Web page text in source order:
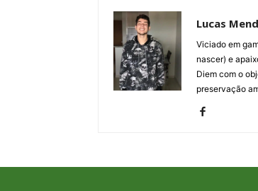
Lucas
Viciado em
nascer) e
Diem com o
preservação